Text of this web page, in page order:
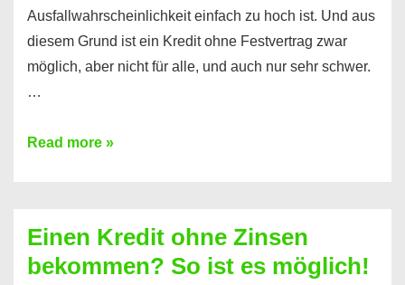
Ausfallwahrscheinlichkeit einfach zu hoch ist. Und aus
diesem Grund ist ein Kredit ohne Festvertrag zwar
möglich, aber nicht für alle, und auch nur sehr schwer.
…
Ist
Festvertrag
für
Read more »
Einen Kredit ohne Zinsen
bekommen? So ist es möglich!